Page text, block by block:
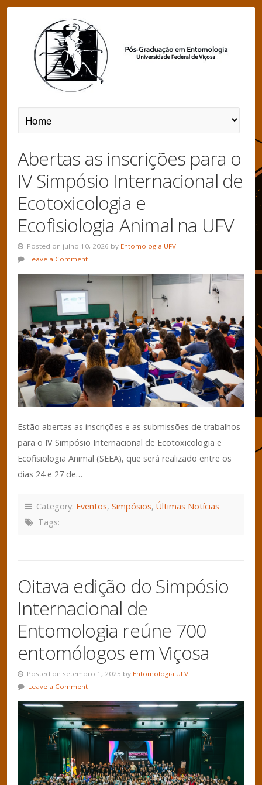
Abertas as inscrições para o
IV Simpósio Internacional de
Ecotoxicologia e
Ecofisiologia Animal na UFV
Posted on julho 10, 2026 by Entomologia UFV
Leave a Comment
Estão abertas as inscrições e as submissões de trabalhos
para o IV Simpósio Internacional de Ecotoxicologia e
Ecofisiologia Animal (SEEA), que será realizado entre os
dias 24 e 27 de…
Category: Eventos, Simpósios, Últimas Notícias
Tags:
Oitava edição do Simpósio
Internacional de
Entomologia reúne 700
entomólogos em Viçosa
Posted on setembro 1, 2025 by Entomologia UFV
Leave a Comment